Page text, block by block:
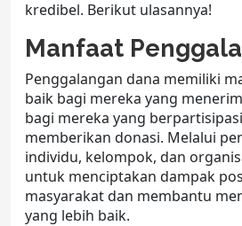
kredibel. Berikut ulasannya!
Manfaat
Penggalangan dana memiliki
baik bagi mereka yang
bagi mereka yang
memberikan donasi. Melalui
individu, kelompok, dan
untuk menciptakan dampak
masyarakat dan membantu
yang lebih baik.